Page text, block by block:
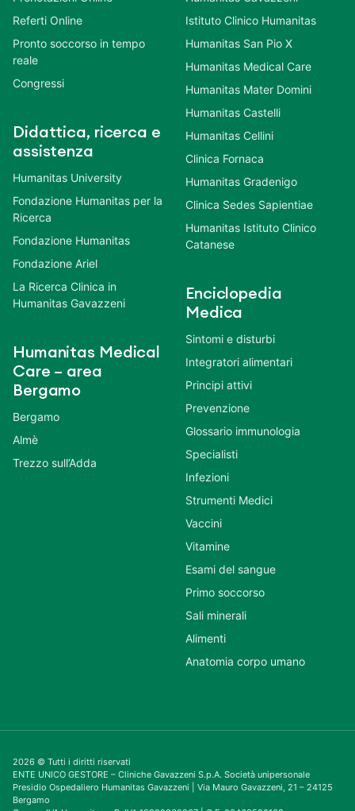
Referti Online
Pronto soccorso in tempo
reale
Congressi
Didattica, ricerca e
assistenza
Humanitas University
Fondazione Humanitas per la
Ricerca
Fondazione Humanitas
Fondazione Ariel
La Ricerca Clinica in
Humanitas Gavazzeni
Humanitas Medical
Care – area
Bergamo
Bergamo
Almè
Trezzo sull’Adda
Istituto Clinico Humanitas
Humanitas San Pio X
Humanitas Medical Care
Humanitas Mater Domini
Humanitas Castelli
Humanitas Cellini
Clinica Fornaca
Humanitas Gradenigo
Clinica Sedes Sapientiae
Humanitas Istituto Clinico
Catanese
Enciclopedia
Medica
Sintomi e disturbi
Integratori alimentari
Principi attivi
Prevenzione
Glossario immunologia
Specialisti
Infezioni
Strumenti Medici
Vaccini
Vitamine
Esami del sangue
Primo soccorso
Sali minerali
Alimenti
Anatomia corpo umano
2026 © Tutti i diritti riservati
ENTE UNICO GESTORE – Cliniche Gavazzeni S.p.A. Società unipersonale
Presidio Ospedaliero Humanitas Gavazzeni | Via Mauro Gavazzeni, 21 – 24125
Bergamo